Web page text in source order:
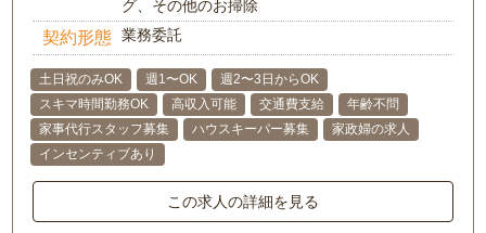
グ、その他のお掃除
契約形態 業務委託
土日祝のみOK 週1〜OK
週2〜3日からOK
スキマ時間勤務OK
高収入可能 交通費支給
年齢不問
家事代行スタッフ募集
ハウスキーパー募集
家政婦の求人
インセンティブあり
この求人の詳細を見る